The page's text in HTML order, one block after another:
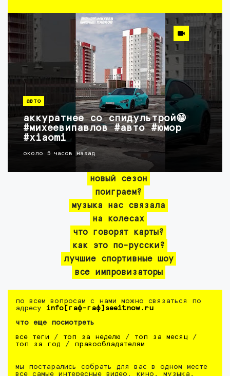
авто
аккуратнее со спидультрой😁
#михеевипавлов #авто #юмор
#xiaomi
около 5 часов назад
новый сезон
поиграем?
музыка нас связала
на колесах
что говорят карты?
как это по-русски?
лучшие спортивные шоу
все импровизаторы
по всем вопросам с нами можно связаться по
адресу info[гаф-гаф]seeitnow.ru
что еще посмотреть
все теги / топ за неделю / топ за месяц /
топ за год / правообладателям
мы постарались собрать для вас в одном месте
все самые интересные видео. кино, музыка,